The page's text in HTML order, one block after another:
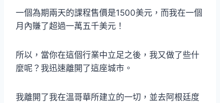
一個為期兩天的課程售價是1500美元，而我在一個
月內賺了超過一萬五千美元！
所以，當你在這個行業中立足之後，我又做了些什
麼呢？我迅速離開了這座城市。
我離開了我在溫哥華所建立的一切，並去阿根廷度